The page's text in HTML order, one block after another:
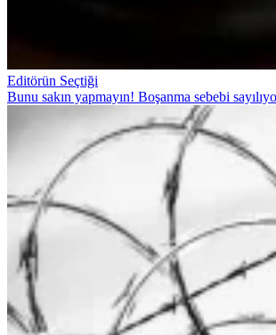
Editörün Seçtiği
Bunu sakın yapmayın! Boşanma sebebi